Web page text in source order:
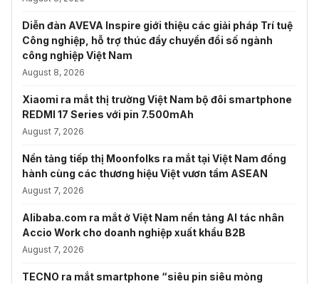
Diễn đàn AVEVA Inspire giới thiệu các giải pháp Trí tuệ
Công nghiệp, hỗ trợ thúc đẩy chuyển đổi số ngành
công nghiệp Việt Nam
August 8, 2026
Xiaomi ra mắt thị trường Việt Nam bộ đôi smartphone
REDMI 17 Series với pin 7.500mAh
August 7, 2026
Nền tảng tiếp thị Moonfolks ra mắt tại Việt Nam đồng
hành cùng các thương hiệu Việt vươn tầm ASEAN
August 7, 2026
Alibaba.com ra mắt ở Việt Nam nền tảng AI tác nhân
Accio Work cho doanh nghiệp xuất khẩu B2B
August 7, 2026
TECNO ra mắt smartphone “siêu pin siêu mỏng